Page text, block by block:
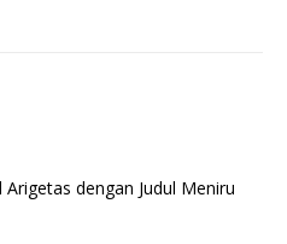
dengan Judul Meniru